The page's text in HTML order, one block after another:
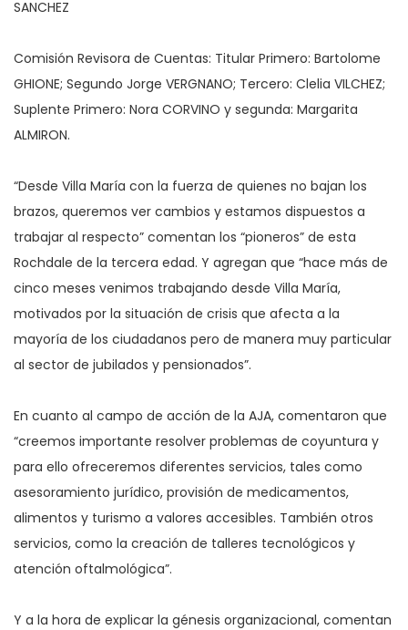
SANCHEZ
Comisión Revisora de Cuentas: Titular Primero: Bartolome
GHIONE; Segundo Jorge VERGNANO; Tercero: Clelia VILCHEZ;
Suplente Primero: Nora CORVINO y segunda: Margarita
ALMIRON.
“Desde Villa María con la fuerza de quienes no bajan los
brazos, queremos ver cambios y estamos dispuestos a
trabajar al respecto” comentan los “pioneros” de esta
Rochdale de la tercera edad. Y agregan que “hace más de
cinco meses venimos trabajando desde Villa María,
motivados por la situación de crisis que afecta a la
mayoría de los ciudadanos pero de manera muy particular
al sector de jubilados y pensionados”.
En cuanto al campo de acción de la AJA, comentaron que
“creemos importante resolver problemas de coyuntura y
para ello ofreceremos diferentes servicios, tales como
asesoramiento jurídico, provisión de medicamentos,
alimentos y turismo a valores accesibles. También otros
servicios, como la creación de talleres tecnológicos y
atención oftalmológica”.
Y a la hora de explicar la génesis organizacional, comentan